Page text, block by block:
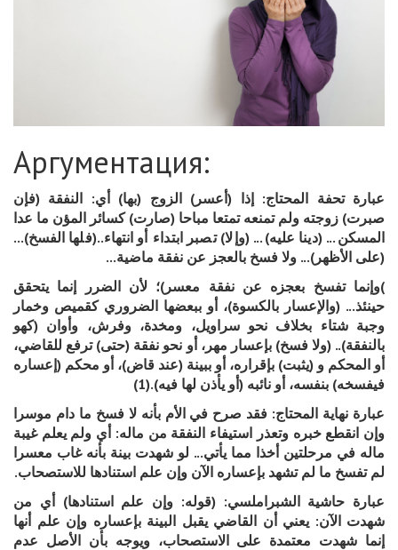
Аргументация:
عبارة تحفة المحتاج: إذا (أعسر) الزوج (بها) أي: النفقة (فإن
صبرت) زوجته ولم تمنعه تمتعا مباحا (صارت) كسائر المؤن ما عدا
المسكن... (دينا عليه)... (وإلا) تصبر ابتداء أو انتهاء..(فلها الفسخ)...
(على الأظهر)... ولا فسخ بالعجز عن نفقة ماضية...
(وإنما تفسخ بعجزه عن نفقة معسر)؛ لأن الضرر إنما يتحقق
حينئذ... (والإعسار بالكسوة)، أو ببعضها الضروري كقميص وخمار
وجبة شتاء بخلاف نحو سراويل، ومخدة، وفرش، وأوان (كهو
بالنفقة).. (ولا فسخ) بإعسار مهر، أو نحو نفقة (حتى) ترفع للقاضي،
أو المحكم و (يثبت) بإقراره، أو ببينة (عند قاض)، أو محكم (إعساره
فيفسخه) بنفسه، أو نائبه (أو يأذن لها فيه).(1)
عبارة نهاية المحتاج: فقد صرح في الأم بأنه لا فسخ ما دام موسرا
وإن انقطع خبره وتعذر استيفاء النفقة من ماله: أي ولم يعلم غيبة
ماله في مرحلتين أخذا مما يأتي... لو شهدت بينة بأنه غاب معسرا
لم تفسخ ما لم تشهد بإعساره الآن وإن علم استنادها للاستصحاب.
عبارة حاشية الشبراملسي: (قوله: وإن علم استنادها) أي من
شهدت الآن: يعني أن القاضي يقبل البينة بإعساره وإن علم أنها
إنما شهدت معتمدة على الاستصحاب، ويوجه بأن الأصل عدم